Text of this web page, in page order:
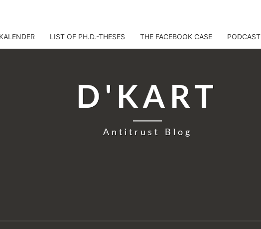
LIST OF PH.D.-THESES THE FACEBOOK CASE PODCAST
D'KART
Antitrust Blog